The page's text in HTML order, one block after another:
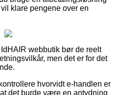
klare pengene over en
webbutik bør de reelt
men det er for det
hvorvidt e-handlen er
det burde være en antydning